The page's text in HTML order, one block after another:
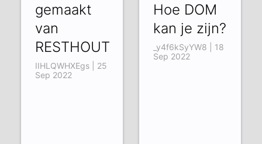
gemaakt
van
RESTHOUT
IIHLQWHXEgs | 25
Sep 2022
Hoe DOM
kan je zijn?
_y4f6kSyYW8 | 18
Sep 2022